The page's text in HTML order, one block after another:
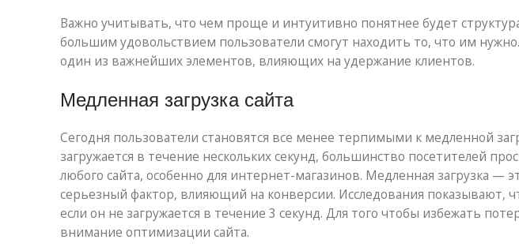
Важно учитывать, что чем проще и интуитивно понятнее будет
большим удовольствием пользователи смогут находить то, что им
один из важнейших элементов, влияющих на удержание клиентов.
Медленная загрузка сайта
Сегодня пользователи становятся все менее терпимыми к медленной
загружается в течение нескольких секунд, большинство посетителей
любого сайта, особенно для интернет-магазинов. Медленная загрузка —
серьезный фактор, влияющий на конверсии. Исследования показывают,
если он не загружается в течение 3 секунд. Для того чтобы избежать
внимание оптимизации сайта.